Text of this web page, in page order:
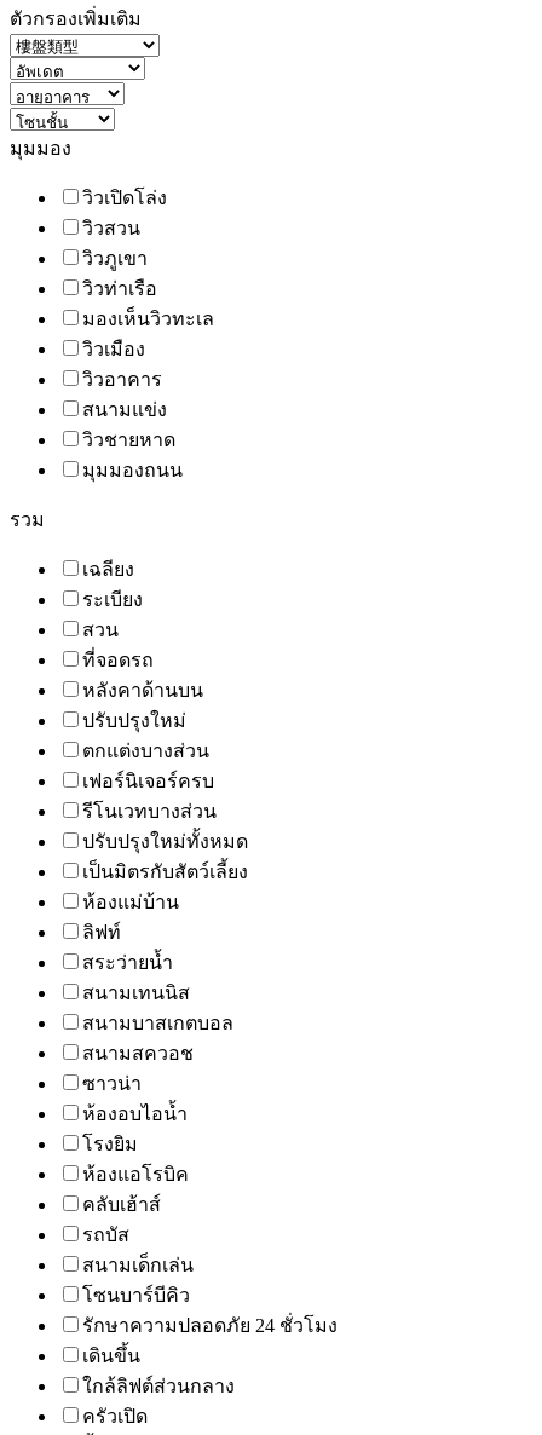
ตัวกรองเพิ่มเติม
มุมมอง
วิวเปิดโล่ง
วิวสวน
วิวภูเขา
วิวท่าเรือ
มองเห็นวิวทะเล
วิวเมือง
วิวอาคาร
สนามแข่ง
วิวชายหาด
มุมมองถนน
รวม
เฉลียง
ระเบียง
สวน
ที่จอดรถ
หลังคาด้านบน
ปรับปรุงใหม่
ตกแต่งบางส่วน
เฟอร์นิเจอร์ครบ
รีโนเวทบางส่วน
ปรับปรุงใหม่ทั้งหมด
เป็นมิตรกับสัตว์เลี้ยง
ห้องแม่บ้าน
ลิฟท์
สระว่ายน้ำ
สนามเทนนิส
สนามบาสเกตบอล
สนามสควอช
ซาวน่า
ห้องอบไอน้ำ
โรงยิม
ห้องแอโรบิค
คลับเฮ้าส์
รถบัส
สนามเด็กเล่น
โซนบาร์บีคิว
รักษาความปลอดภัย 24 ชั่วโมง
เดินขึ้น
ใกล้ลิฟต์ส่วนกลาง
ครัวเปิด